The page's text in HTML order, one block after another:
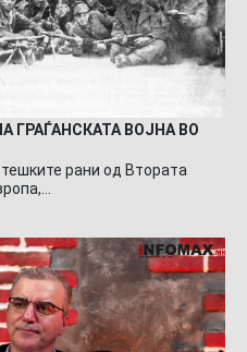
ГРАЃАНСКАТА ВОЈНА ВО
рани од Втората